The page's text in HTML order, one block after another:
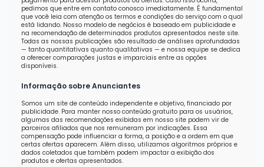
pedimos que entre em contato conosco imediatamente. É fundamental
que você leia com atenção os termos e condições do serviço com o qual
está lidando. Nosso modelo de negócios é baseado em publicidade e
na recomendação de determinados produtos apresentados neste site.
Todas as nossas publicações são resultado de análises aprofundadas
— tanto quantitativas quanto qualitativas — e nossa equipe se dedica
a oferecer comparações justas e imparciais entre as opções
disponíveis.
Informação sobre Anunciantes
Somos um site de conteúdo independente e objetivo, financiado por
publicidade. Para manter nosso conteúdo gratuito para os usuários,
algumas das recomendações exibidas em nosso site podem vir de
parceiros afiliados que nos remuneram por indicações. Essa
compensação pode influenciar a forma, a posição e a ordem em que
certas ofertas aparecem. Além disso, utilizamos algoritmos próprios e
dados coletados que também podem impactar a exibição dos
produtos e ofertas apresentados.